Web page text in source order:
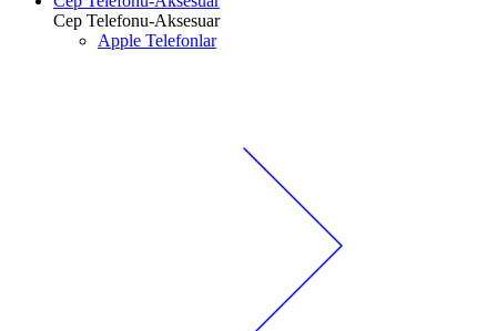
Cep Telefonu-Aksesuar
Apple Telefonlar